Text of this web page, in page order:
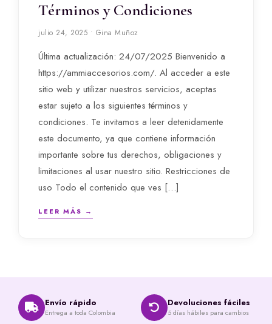
Términos y Condiciones
julio 24, 2025 • Gina Muñoz
Última actualización: 24/07/2025 Bienvenido a
https://ammiaccesorios.com/. Al acceder a este
sitio web y utilizar nuestros servicios, aceptas
estar sujeto a los siguientes términos y
condiciones. Te invitamos a leer detenidamente
este documento, ya que contiene información
importante sobre tus derechos, obligaciones y
limitaciones al usar nuestro sitio. Restricciones de
uso Todo el contenido que ves […]
LEER MÁS →
Envío rápido
Entrega a toda Colombia
Devoluciones fáciles
5 días hábiles para cambios